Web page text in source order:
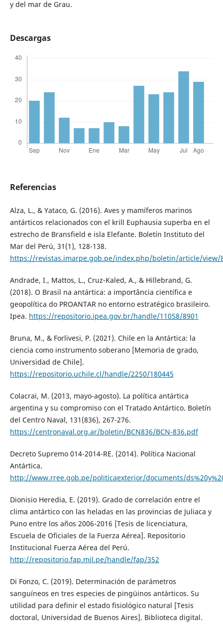
y del mar de Grau.
Descargas
Referencias
Alza, L., & Yataco, G. (2016). Aves y mamíferos marinos
antárticos relacionados con el krill Euphausia superba en el
estrecho de Bransfield e isla Elefante. Boletín Instituto del
Mar del Perú, 31(1), 128-138.
https://revistas.imarpe.gob.pe/index.php/boletin/article/view/
Andrade, I., Mattos, L., Cruz-Kaled, A., & Hillebrand, G.
(2018). O Brasil na antártica: a importância científica e
geopolítica do PROANTAR no entorno estratégico brasileiro.
Ipea. https://repositorio.ipea.gov.br/handle/11058/8901
Bruna, M., & Forlivesi, P. (2021). Chile en la Antártica: la
ciencia como instrumento soberano [Memoria de grado,
Universidad de Chile].
https://repositorio.uchile.cl/handle/2250/180445
Colacrai, M. (2013, mayo-agosto). La política antártica
argentina y su compromiso con el Tratado Antártico. Boletín
del Centro Naval, 131(836), 267-276.
https://centronaval.org.ar/boletin/BCN836/BCN-836.pdf
Decreto Supremo 014-2014-RE. (2014). Política Nacional
Antártica.
http://www.rree.gob.pe/politicaexterior/documents/
Dionisio Heredia, E. (2019). Grado de correlación entre el
clima antártico con las heladas en las provincias de Juliaca y
Puno entre los años 2006-2016 [Tesis de licenciatura,
Escuela de Oficiales de la Fuerza Aérea]. Repositorio
Institucional Fuerza Aérea del Perú.
http://repositorio.fap.mil.pe/handle/fap/352
Di Fonzo, C. (2019). Determinación de parámetros
sanguíneos en tres especies de pingüinos antárticos. Su
utilidad para definir el estado fisiológico natural [Tesis
doctoral, Universidad de Buenos Aires]. Biblioteca digital.